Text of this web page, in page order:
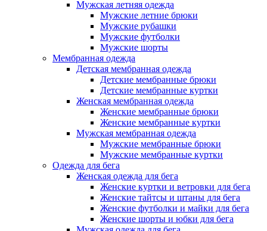
Мужская летняя одежда
Мужские летние брюки
Мужские рубашки
Мужские футболки
Мужские шорты
Мембранная одежда
Детская мембранная одежда
Детские мембранные брюки
Детские мембранные куртки
Женская мембранная одежда
Женские мембранные брюки
Женские мембранные куртки
Мужская мембранная одежда
Мужские мембранные брюки
Мужские мембранные куртки
Одежда для бега
Женская одежда для бега
Женские куртки и ветровки для бега
Женские тайтсы и штаны для бега
Женские футболки и майки для бега
Женские шорты и юбки для бега